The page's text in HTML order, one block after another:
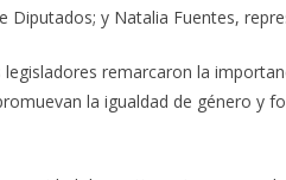
Diputados; y Natalia Fuentes,
remarcaron la
la igualdad de género y